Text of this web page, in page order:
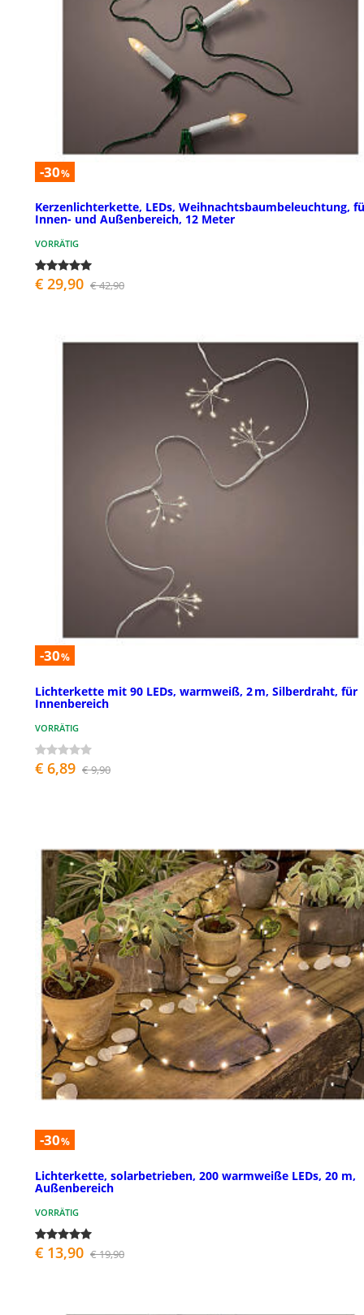
-30%
Kerzenlichterkette, LEDs, Weihnachtsbaumbeleuchtung,
Innen- und Außenbereich, 12 Meter
VORRÄTIG
€ 29,90 € 42,90
-30%
Lichterkette mit 90 LEDs, warmweiß, 2 m, Silberdraht, für
Innenbereich
VORRÄTIG
€ 6,89 € 9,90
-30%
Lichterkette, solarbetrieben, 200 warmweiße LEDs, 20 m,
Außenbereich
VORRÄTIG
€ 13,90 € 19,90